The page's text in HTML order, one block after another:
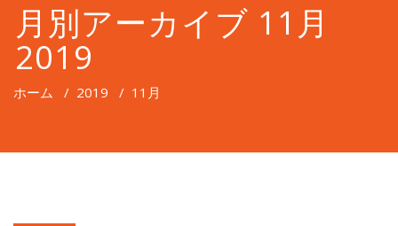
月別アーカイブ 11月
2019
ホーム / 2019 / 11月